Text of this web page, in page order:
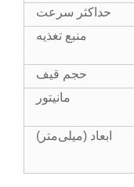
حداکثر سرعت
منبع تغذیه
حجم قیف
مانیتور
ابعاد (میلی‌متر)